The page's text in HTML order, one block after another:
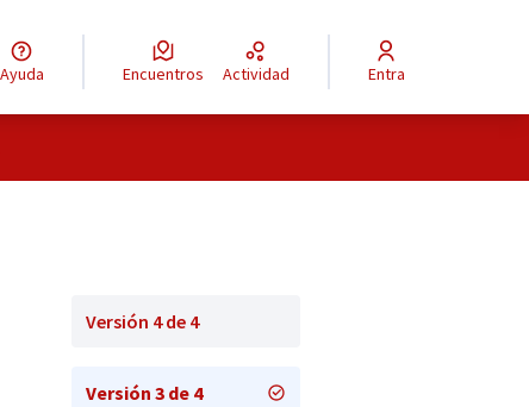
Ayuda Encuentros Actividad Entra
Versión 4 de 4
Versión 3 de 4